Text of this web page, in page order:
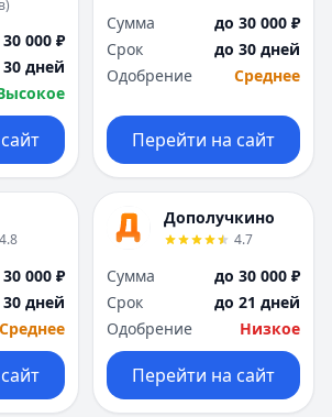
)
000 ₽
дней
Сумма
до 30 000 ₽
Срок
до 30 дней
Одобрение
Среднее
Перейти на сайт
4.8
000 ₽
дней
Среднее
Дополучкино
4.7
Сумма
до 30 000 ₽
Срок
до 21 дней
Одобрение
Низкое
Перейти на сайт